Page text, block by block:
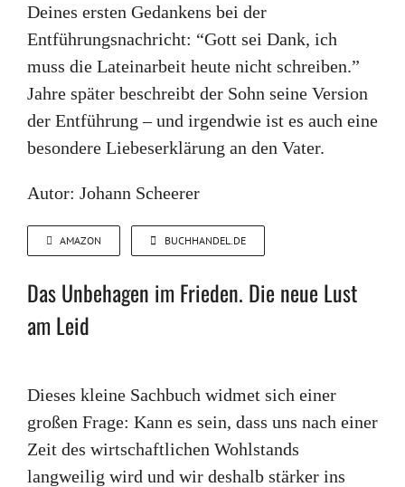
Deines ersten Gedankens bei der
Entführungsnachricht: “Gott sei Dank, ich
muss die Lateinarbeit heute nicht schreiben.”
Jahre später beschreibt der Sohn seine Version
der Entführung – und irgendwie ist es auch eine
besondere Liebeserklärung an den Vater.
Autor: Johann Scheerer
AMAZON BUCHHANDEL.DE
Das Unbehagen im Frieden. Die neue Lust
am Leid
Dieses kleine Sachbuch widmet sich einer
großen Frage: Kann es sein, dass uns nach einer
Zeit des wirtschaftlichen Wohlstands
langweilig wird und wir deshalb stärker ins